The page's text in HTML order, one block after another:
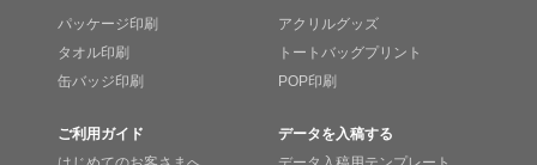
パッケージ印刷
タオル印刷
缶バッジ印刷
アクリルグッズ
トートバッグプリント
POP印刷
ご利用ガイド
データを入稿する